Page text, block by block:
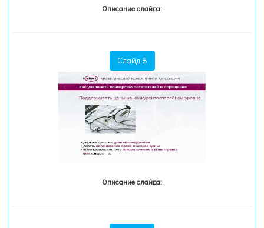
Описание слайда:
Слайд 8
Описание слайда: